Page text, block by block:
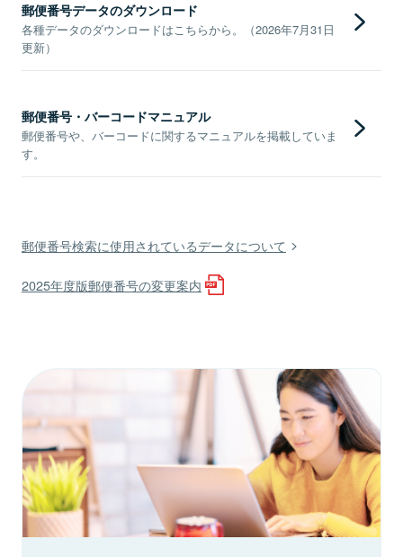
郵便番号データのダウンロード
各種データのダウンロードはこちらから。（2026年7月31日
更新）
郵便番号・バーコードマニュアル
郵便番号や、バーコードに関するマニュアルを掲載していま
す。
郵便番号検索に使用されているデータについて
2025年度版郵便番号の変更案内